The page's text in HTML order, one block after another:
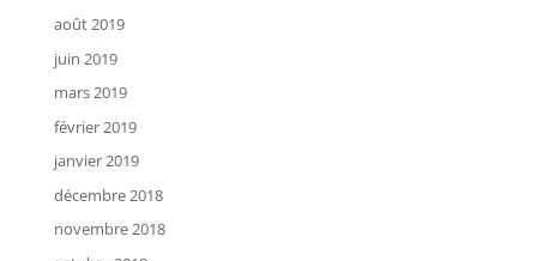
août 2019
juin 2019
mars 2019
février 2019
janvier 2019
décembre 2018
novembre 2018